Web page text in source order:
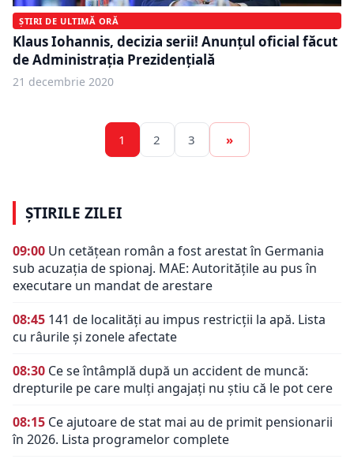
ȘTIRI DE ULTIMĂ ORĂ
Klaus Iohannis, decizia serii! Anunțul oficial făcut
de Administrația Prezidențială
21 decembrie 2020
1 2 3 »
ȘTIRILE ZILEI
09:00 Un cetățean român a fost arestat în Germania
sub acuzația de spionaj. MAE: Autorităţile au pus în
executare un mandat de arestare
08:45 141 de localități au impus restricții la apă. Lista
cu râurile și zonele afectate
08:30 Ce se întâmplă după un accident de muncă:
drepturile pe care mulți angajați nu știu că le pot cere
08:15 Ce ajutoare de stat mai au de primit pensionarii
în 2026. Lista programelor complete